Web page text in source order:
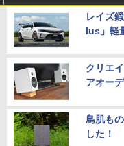
レイズ
lus」軽
クリエ
アオー
鳥肌も
した！